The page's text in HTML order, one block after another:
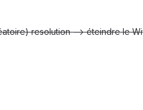
resolution --> éteindre le